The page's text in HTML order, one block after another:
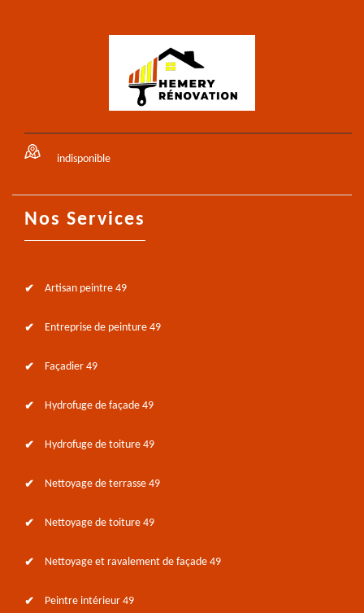
indisponible
Nos Services
Artisan peintre 49
Entreprise de peinture 49
Façadier 49
Hydrofuge de façade 49
Hydrofuge de toiture 49
Nettoyage de terrasse 49
Nettoyage de toiture 49
Nettoyage et ravalement de façade 49
Peintre intérieur 49